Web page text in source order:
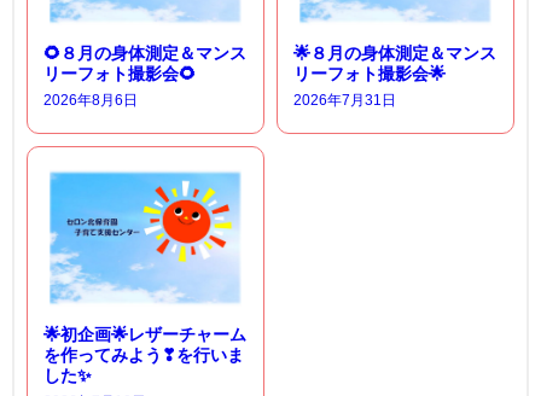
🌻８月の身体測定＆マンス
リーフォト撮影会🌻
2026年8月6日
🌟８月の身体測定＆マンス
リーフォト撮影会🌟
2026年7月31日
🌟初企画🌟レザーチャーム
を作ってみよう❣を行いま
した✨